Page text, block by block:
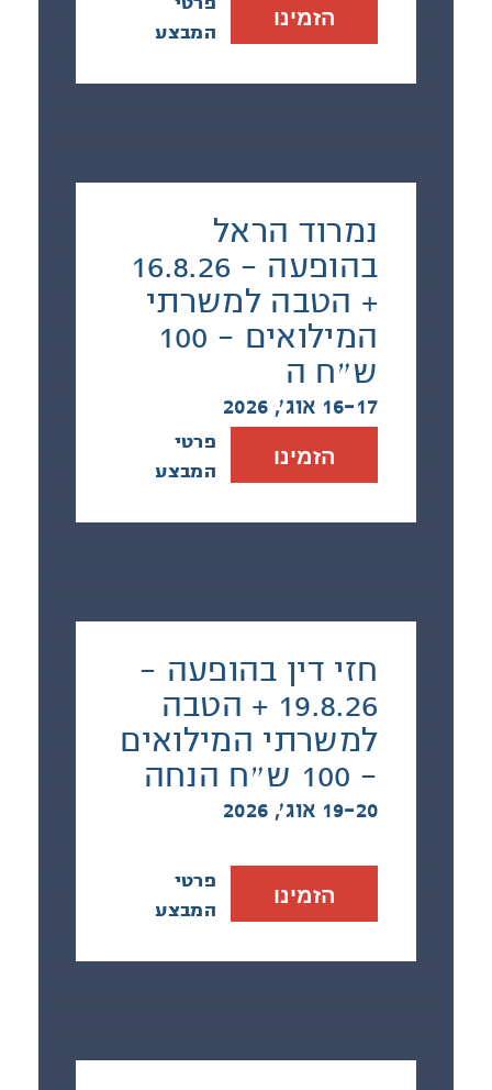
הזמינו
המבצע
נמרוד הראל
בהופעה - 16.8.26
+ הטבה למשרתי
המילואים - 100
ש״ח ה
16-17 אוג׳, 2026
הזמינו
פרטי
המבצע
חזי דין בהופעה -
19.8.26 + הטבה
למשרתי המילואים
- 100 ש״ח הנחה
19-20 אוג׳, 2026
הזמינו
פרטי
המבצע